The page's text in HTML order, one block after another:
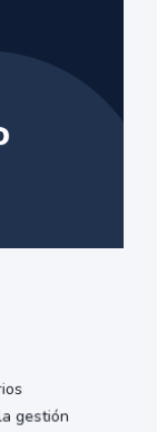
gestión